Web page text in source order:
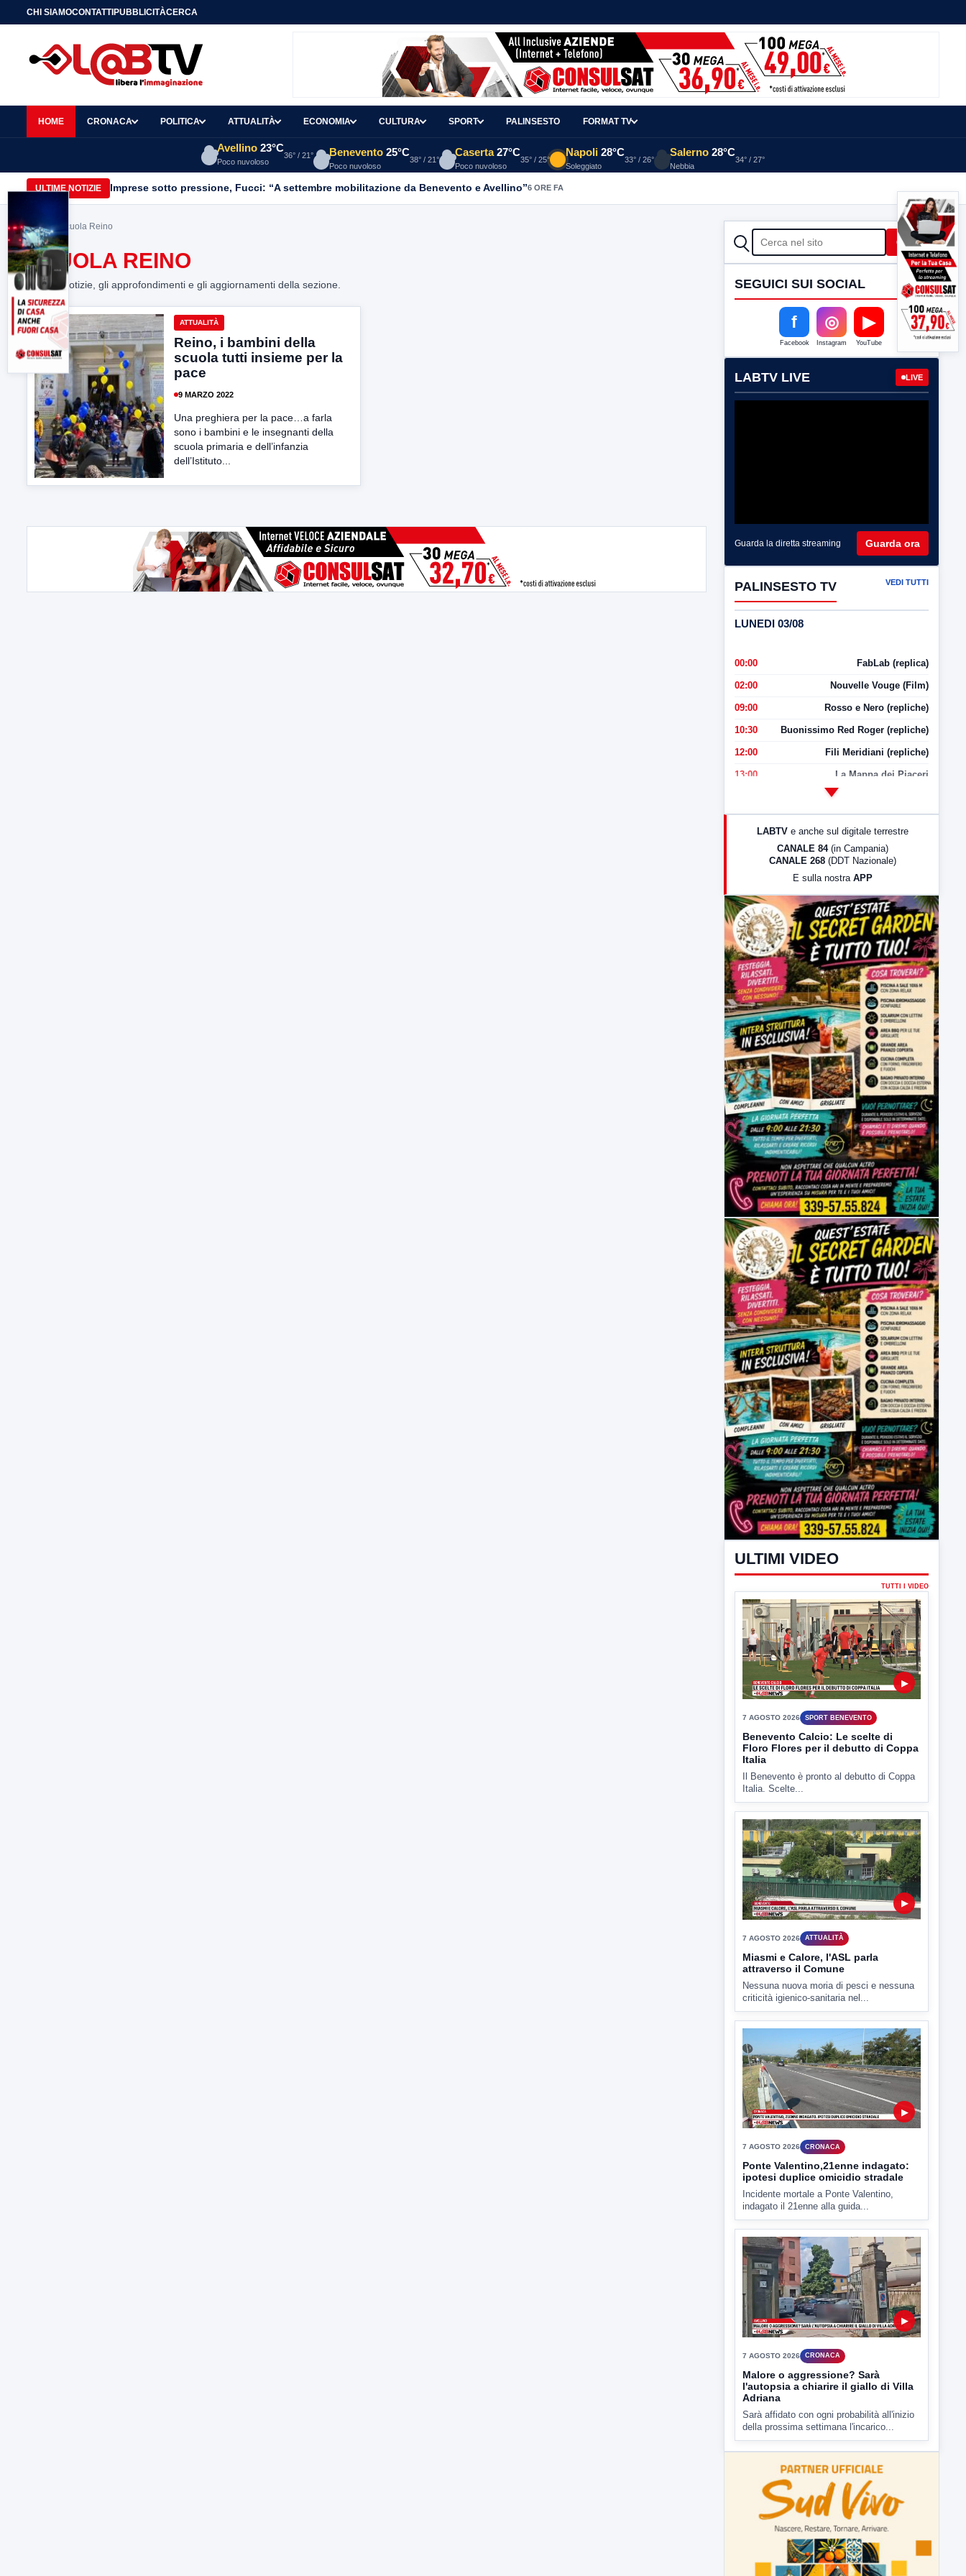
CHI SIAMOCONTATTIPUBBLICITÀCERCA
HOME CRONACA POLITICA ATTUALITÀ ECONOMIA CULTURA SPORT PALINSESTO FORMAT TV
Avellino 23°C
Poco nuvoloso
36° / 21° Benevento 25°C
Poco nuvoloso
38° / 21°
Caserta 27°C
Poco nuvoloso
35° / 25°
Napoli 28°C
Soleggiato
33° / 26°
Salerno 28°C
Nebbia
34° / 27°
ULTIME NOTIZIE Imprese sotto pressione, Fucci: “A settembre mobilitazione da Benevento e Avellino”6 ORE FA
Home> Scuola Reino
SCUOLA REINO
Tutte le notizie, gli approfondimenti e gli aggiornamenti della sezione.
ATTUALITÀ
Reino, i bambini della
scuola tutti insieme per la
pace
9 MARZO 2022
Una preghiera per la pace…a farla
sono i bambini e le insegnanti della
scuola primaria e dell’infanzia
dell’Istituto...
CERCA Cerca
SEGUICI SUI SOCIAL
f
Facebook
◎
Instagram
▶
YouTube
LABTV LIVE LIVE
Guarda la diretta streaming Guarda ora
PALINSESTO TV VEDI TUTTI
LUNEDI 03/08
00:00 FabLab (replica)
02:00 Nouvelle Vouge (Film)
09:00 Rosso e Nero (repliche)
10:30 Buonissimo Red Roger (repliche)
12:00 Fili Meridiani (repliche)
13:00 La Mappa dei Piaceri
LabNews (Diretta)
23:00 LabNews (replica)
LABTV e anche sul digitale terrestre
CANALE 84 (in Campania)
CANALE 268 (DDT Nazionale)
E sulla nostra APP
ULTIMI VIDEO
TUTTI I VIDEO
▶
7 AGOSTO 2026 SPORT BENEVENTO
Benevento Calcio: Le scelte di
Floro Flores per il debutto di Coppa
Italia
Il Benevento è pronto al debutto di Coppa
Italia. Scelte...
7 AGOSTO 2026 ATTUALITÀ
Nessuna nuova moria di pesci e nessuna
criticità igienico-sanitaria nel...
7 AGOSTO 2026 CRONACA
Ponte Valentino,21enne indagato:
Incidente mortale a Ponte Valentino,
indagato il 21enne alla guida...
7 AGOSTO 2026 CRONACA
Malore o aggressione? Sarà
Adriana
Sarà affidato con ogni probabilità all'inizio
della prossima settimana l'incarico...